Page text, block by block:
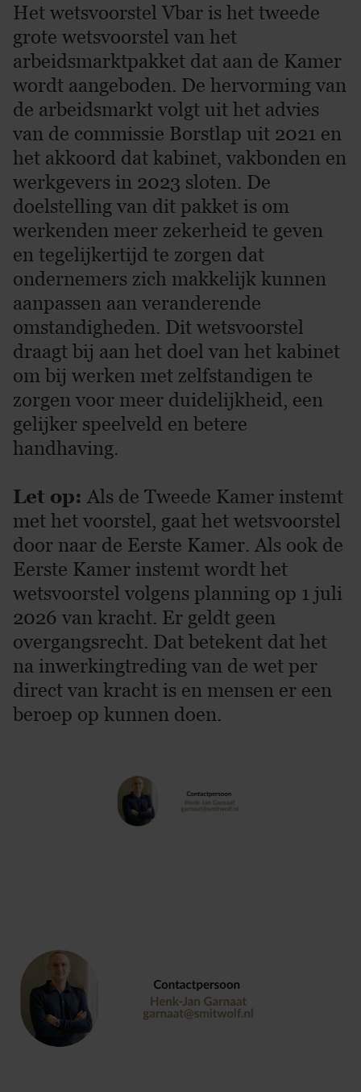
Het wetsvoorstel Vbar is het tweede
grote wetsvoorstel van het
arbeidsmarktpakket dat aan de Kamer
wordt aangeboden. De hervorming van
de arbeidsmarkt volgt uit het advies
van de commissie Borstlap uit 2021 en
het akkoord dat kabinet, vakbonden en
werkgevers in 2023 sloten. De
doelstelling van dit pakket is om
werkenden meer zekerheid te geven
en tegelijkertijd te zorgen dat
ondernemers zich makkelijk kunnen
aanpassen aan veranderende
omstandigheden. Dit wetsvoorstel
draagt bij aan het doel van het kabinet
om bij werken met zelfstandigen te
zorgen voor meer duidelijkheid, een
gelijker speelveld en betere
handhaving.
Let op:Als de Tweede Kamer instemt
met het voorstel, gaat het wetsvoorstel
door naar de Eerste Kamer. Als ook de
Eerste Kamer instemt wordt het
wetsvoorstel volgens planning op 1 juli
2026 van kracht. Er geldt geen
overgangsrecht. Dat betekent dat het
na inwerkingtreding van de wet per
direct van kracht is en mensen er een
beroep op kunnen doen.